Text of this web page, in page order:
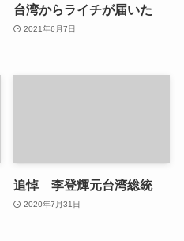
台湾からライチが届いた
2021年6月7日
追悼 李登輝元台湾総統
2020年7月31日